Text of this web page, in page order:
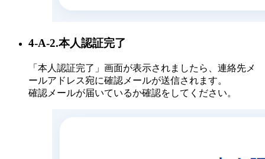
4-A-2.本人認証完了
「本人認証完了」画面が表示されましたら、連絡先メ
ールアドレス宛に確認メールが送信されます。
確認メールが届いているか確認をしてください。